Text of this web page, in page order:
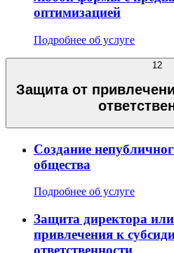
оптимизацией
Подробнее об услуге
12
Защита от
Создание
общества
Подробнее об услуге
Защита директора
привлечения к
ответственности